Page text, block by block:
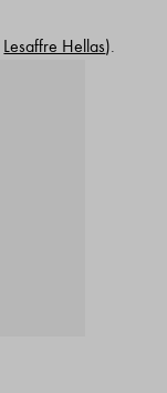
Lesaffre Hellas).